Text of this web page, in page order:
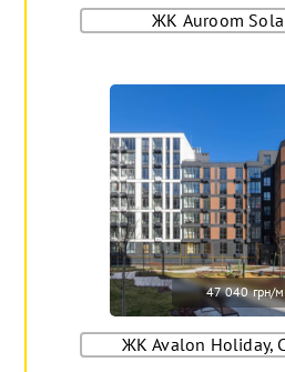
ЖК Auroom
47 040 грн/м
ЖК Avalon Holiday,